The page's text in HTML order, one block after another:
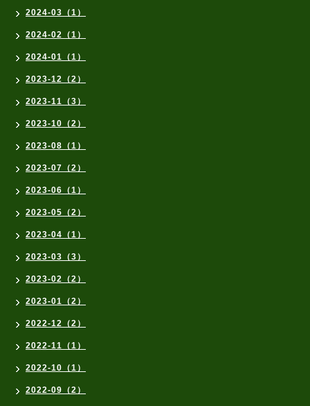
2024-03（1）
2024-02（1）
2024-01（1）
2023-12（2）
2023-11（3）
2023-10（2）
2023-08（1）
2023-07（2）
2023-06（1）
2023-05（2）
2023-04（1）
2023-03（3）
2023-02（2）
2023-01（2）
2022-12（2）
2022-11（1）
2022-10（1）
2022-09（2）